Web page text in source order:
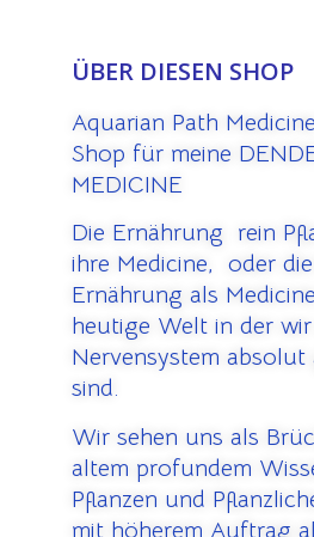
ÜBER DIESEN SHOP
Aquarian Path
Shop für meine
MEDICINE
Die Ernährung rein
ihre Medicine, oder
Ernährung als
heutige Welt in der
Nervensystem
sind.
Wir sehen uns als
altem profundem
Pflanzen und
mit höherem Auftrag